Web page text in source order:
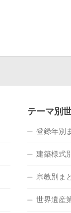
テーマ別
登録年別
建築様式
宗教別ま
世界遺産